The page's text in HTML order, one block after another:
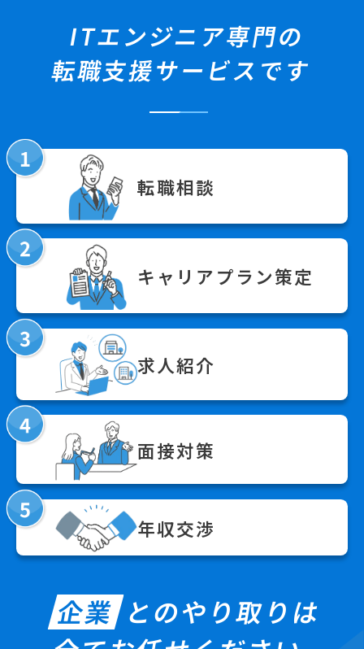
ITエンジニア専門の
転職支援サービスです
転職相談
キャリアプラン策定
求人紹介
面接対策
年収交渉
企業とのやり取りは